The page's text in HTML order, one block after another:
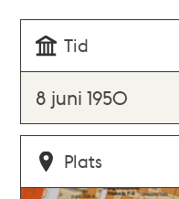
Tid
8 juni 1950
Plats